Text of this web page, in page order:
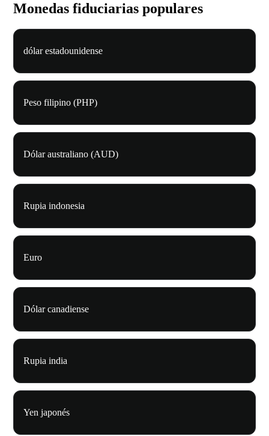
Monedas fiduciarias populares
dólar estadounidense
Peso filipino (PHP)
Dólar australiano (AUD)
Rupia indonesia
Euro
Dólar canadiense
Rupia india
Yen japonés